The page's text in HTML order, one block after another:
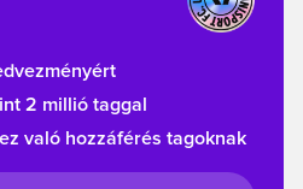
2 millió taggal
való hozzáférés tagoknak